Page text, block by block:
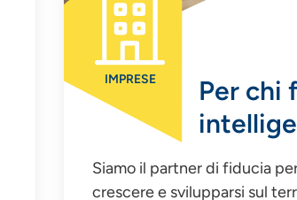
IMPRESE
Per chi
Siamo il partner di fiducia
crescere e svilupparsi sul